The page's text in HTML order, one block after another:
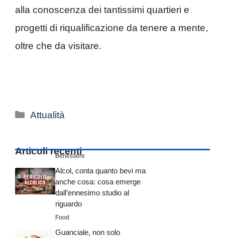
alla conoscenza dei tantissimi quartieri e
progetti di riqualificazione da tenere a mente,
oltre che da visitare.
Categorie
Attualità
Articoli recenti
Benessere
Alcol, conta quanto bevi ma
anche cosa: cosa emerge
dall’ennesimo studio al
riguardo
Food
Guanciale, non solo